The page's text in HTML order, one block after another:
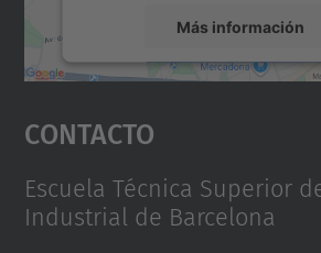
Más información
Aceptar
powered by
Contacto
Escuela Técnica Superior
Industrial de Barcelona